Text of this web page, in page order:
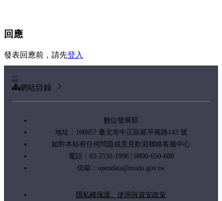
回應
發表回應前，請先登入
:::
網站目錄
數位發展部
地址：100057 臺北市中正區延平南路143 號
如對本站有任何問題或意見歡迎聯絡客服中心
電話：02-2531-1998 | 0800-650-688
信箱： opendata@moda.gov.tw
隱私權保護、使用與資安政策